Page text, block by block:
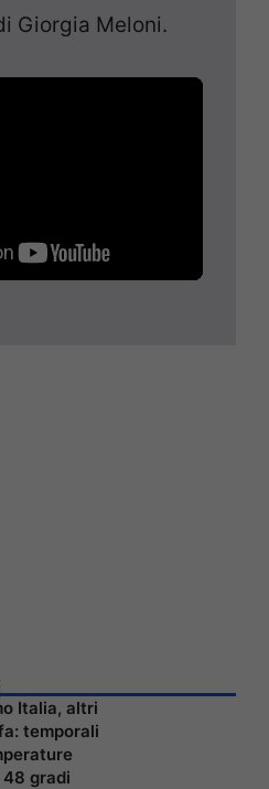
Giorgia Meloni.
Italia, altri
temporali
gradi